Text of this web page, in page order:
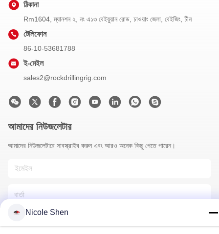
ঠিকানা
Rm1604, ম্যানশন ২, নং এ১৩ বেইয়ুয়ান রোড, চাওয়াং জেলা, বেইজিং, চীন
টেলিফোন
86-10-53681788
ই-মেইল
sales2@rockdrillingrig.com
আমাদের নিউজলেটার
আমাদের নিউজলেটারে সাবস্ক্রাইব করুন এবং আরও অনেক কিছু পেতে পারেন।
Nicole Shen